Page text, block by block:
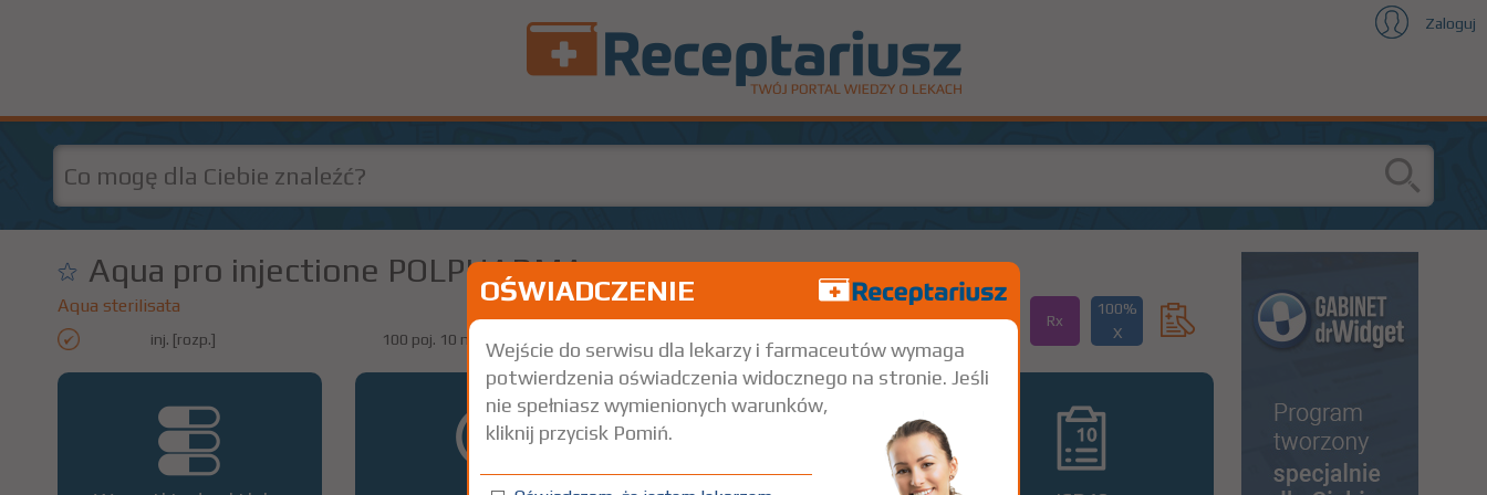
Zaloguj
Aqua pro injectione POLPHARMA
Aqua sterilisata
inj. [rozp.] 100 poj. 10 ml Iniekcje
Rx
100%
X
OŚWIADCZENIE
Wejście do serwisu dla lekarzy i farmaceutów wymaga
potwierdzenia oświadczenia widocznego na stronie. Jeśli
nie spełniasz wymienionych warunków,
kliknij przycisk Pomiń.